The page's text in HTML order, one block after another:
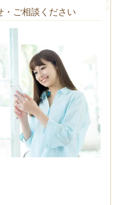
・ご相談ください